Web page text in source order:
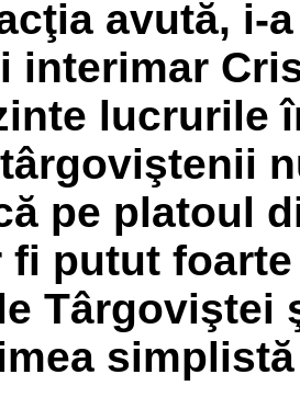
avută, i-
interimar
lucrurile
pe platoul
fi putut